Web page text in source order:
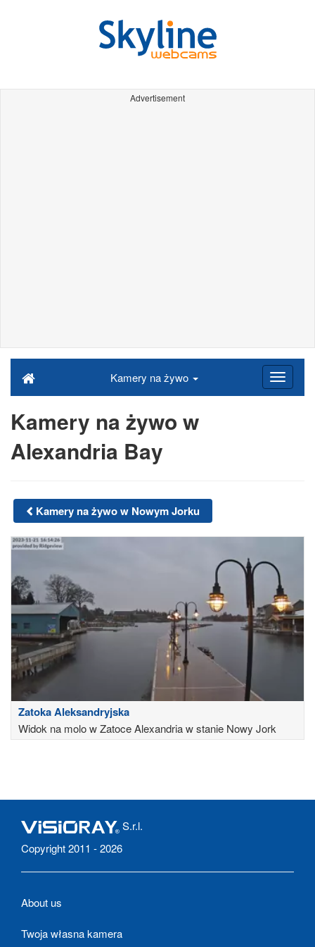
Advertisement
Kamery na żywo
Kamery na żywo w
Alexandria Bay
Kamery na żywo w Nowym Jorku
Zatoka Aleksandryjska
Widok na molo w Zatoce Alexandria w stanie Nowy Jork
S.r.l.
Copyright 2011 - 2026
About us
Twoja własna kamera